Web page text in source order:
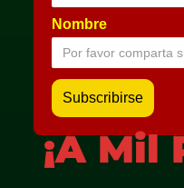
Nombre
¡A Mil